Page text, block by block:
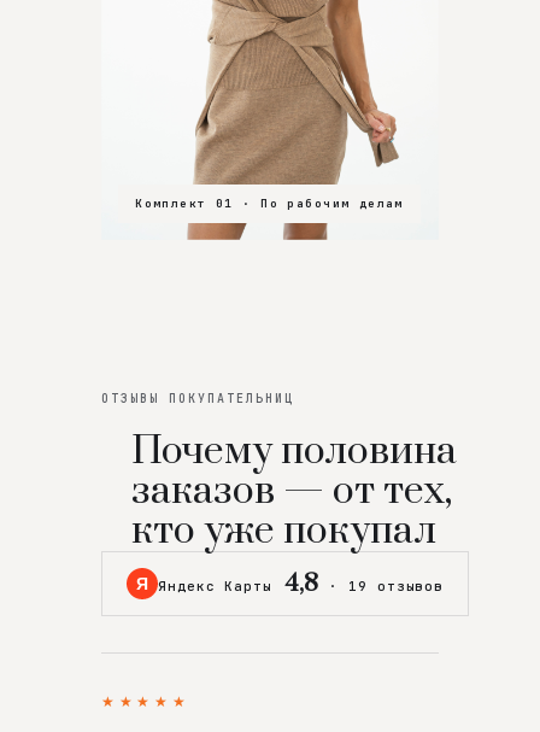
Комплект 01 · По рабочим делам
Комплект 02 · В зал
Комплект 03 · На особенный вечер
ОТЗЫВЫ ПОКУПАТЕЛЬНИЦ
Почему половина
заказов — от тех,
кто уже покупал
Я Яндекс Карты 4,8 · 19 отзывов
★★★★★